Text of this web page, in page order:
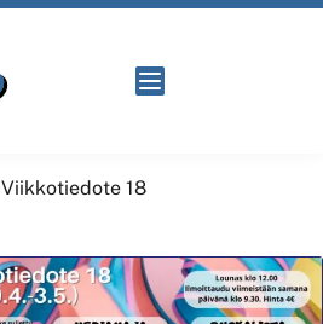
Viikkotiedote 18